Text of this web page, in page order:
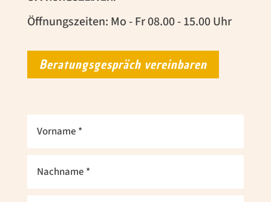
Öffnungszeiten: Mo - Fr 08.00 - 15.00 Uhr
Beratungsgespräch vereinbaren